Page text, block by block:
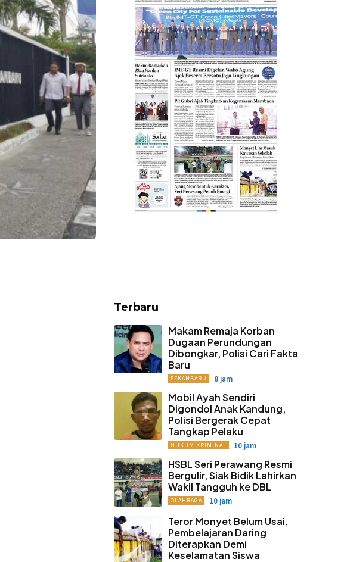
Terbaru
Makam Remaja Korban
Dugaan Perundungan
Dibongkar, Polisi Cari Fakta
Baru
PEKANBARU 8 jam
Mobil Ayah Sendiri
Digondol Anak Kandung,
Polisi Bergerak Cepat
Tangkap Pelaku
HUKUM KRIMINAL 10 jam
HSBL Seri Perawang Resmi
Bergulir, Siak Bidik Lahirkan
Wakil Tangguh ke DBL
OLAHRAGA 10 jam
Teror Monyet Belum Usai,
Pembelajaran Daring
Diterapkan Demi
Keselamatan Siswa